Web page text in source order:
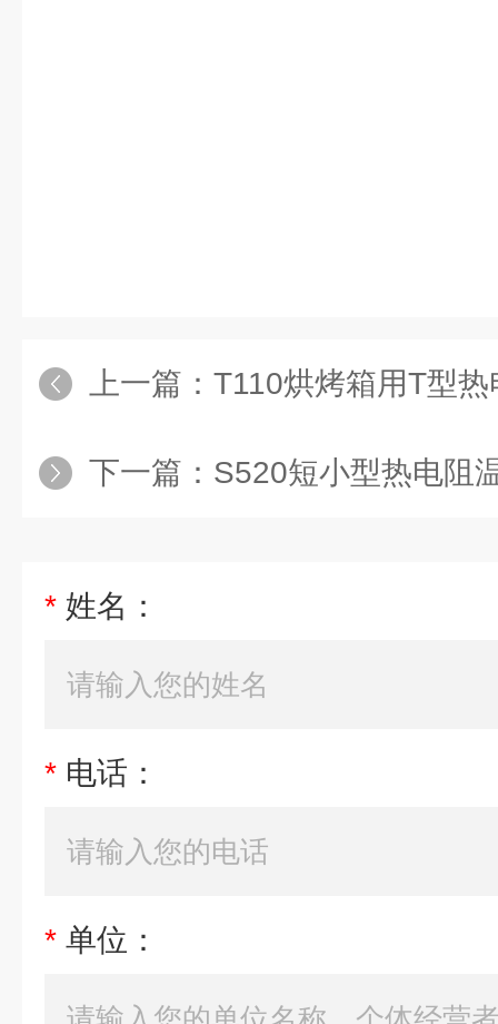
上一篇： T110烘烤箱用T型
下一篇： S520短小型热电阻
* 姓名：
* 电话：
* 单位：